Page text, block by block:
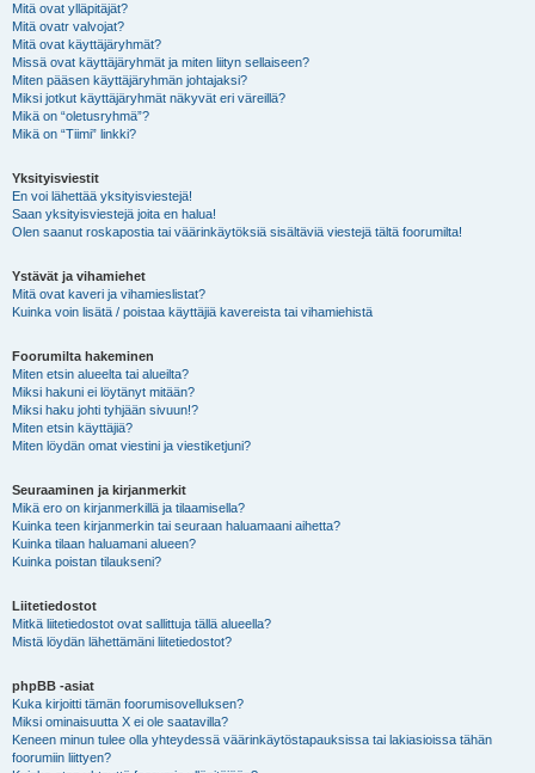
Mitä ovat ylläpitäjät?
Mitä ovatr valvojat?
Mitä ovat käyttäjäryhmät?
Missä ovat käyttäjäryhmät ja miten liityn sellaiseen?
Miten pääsen käyttäjäryhmän johtajaksi?
Miksi jotkut käyttäjäryhmät näkyvät eri väreillä?
Mikä on “oletusryhmä”?
Mikä on “Tiimi” linkki?
Yksityisviestit
En voi lähettää yksityisviestejä!
Saan yksityisviestejä joita en halua!
Olen saanut roskapostia tai väärinkäytöksiä sisältäviä viestejä tältä foorumilta!
Ystävät ja vihamiehet
Mitä ovat kaveri ja vihamieslistat?
Kuinka voin lisätä / poistaa käyttäjiä kavereista tai vihamiehistä
Foorumilta hakeminen
Miten etsin alueelta tai alueilta?
Miksi hakuni ei löytänyt mitään?
Miksi haku johti tyhjään sivuun!?
Miten etsin käyttäjiä?
Miten löydän omat viestini ja viestiketjuni?
Seuraaminen ja kirjanmerkit
Mikä ero on kirjanmerkillä ja tilaamisella?
Kuinka teen kirjanmerkin tai seuraan haluamaani aihetta?
Kuinka tilaan haluamani alueen?
Kuinka poistan tilaukseni?
Liitetiedostot
Mitkä liitetiedostot ovat sallittuja tällä alueella?
Mistä löydän lähettämäni liitetiedostot?
phpBB -asiat
Kuka kirjoitti tämän foorumisovelluksen?
Miksi ominaisuutta X ei ole saatavilla?
Keneen minun tulee olla yhteydessä väärinkäytöstapauksissa tai lakiasioissa tähän
foorumiin liittyen?